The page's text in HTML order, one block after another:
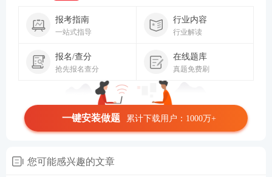
报考指南
一站式指导
行业内容
行业解读
报名/查分
抢先报名查分
在线题库
真题免费刷
一键安装做题 累计下载用户：1000万+
您可能感兴趣的文章